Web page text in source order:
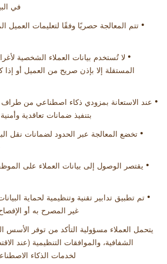
في
• تتم المعالجة حصريًا وفقًا لتعليمات العميل
• لا تُستخدم بيانات العملاء الشخصية
المستقلة إلا بإذن صريح من العميل أو
• عند الاستعانة بمزودي ذكاء اصطناعي من
بتنفيذ ضمانات تعاقدية
• تخضع المعالجة عبر الحدود لضمانات نقل
• يقتصر الوصول إلى بيانات العملاء على
• تم تطبيق تدابير تقنية وتنظيمية لحماية
غير المصرح به أو
يتحمل العملاء مسؤولية التأكد من توفر الأسس
الشفافية، والموافقات التنظيمية (عند
لخدمات الذكاء